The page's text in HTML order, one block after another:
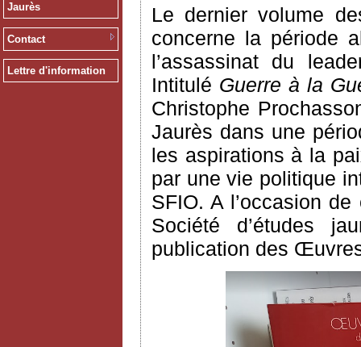
Jaurès
Contact
Lettre d'information
Le dernier volume
concerne la période
l’assassinat du
Intitulé Guerre à la
Christophe
Jaurès dans une
les aspirations à la
par une vie politique
SFIO. A l’occasion
Société d’études
publication des